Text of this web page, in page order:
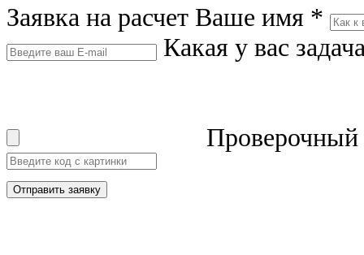
Заявка на расчет Ваше имя *
Какая у вас